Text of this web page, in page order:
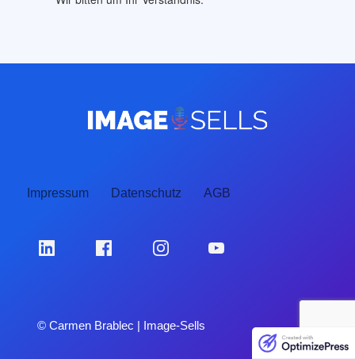
Impressum Datenschutz AGB
© Carmen Brablec | Image-Sells